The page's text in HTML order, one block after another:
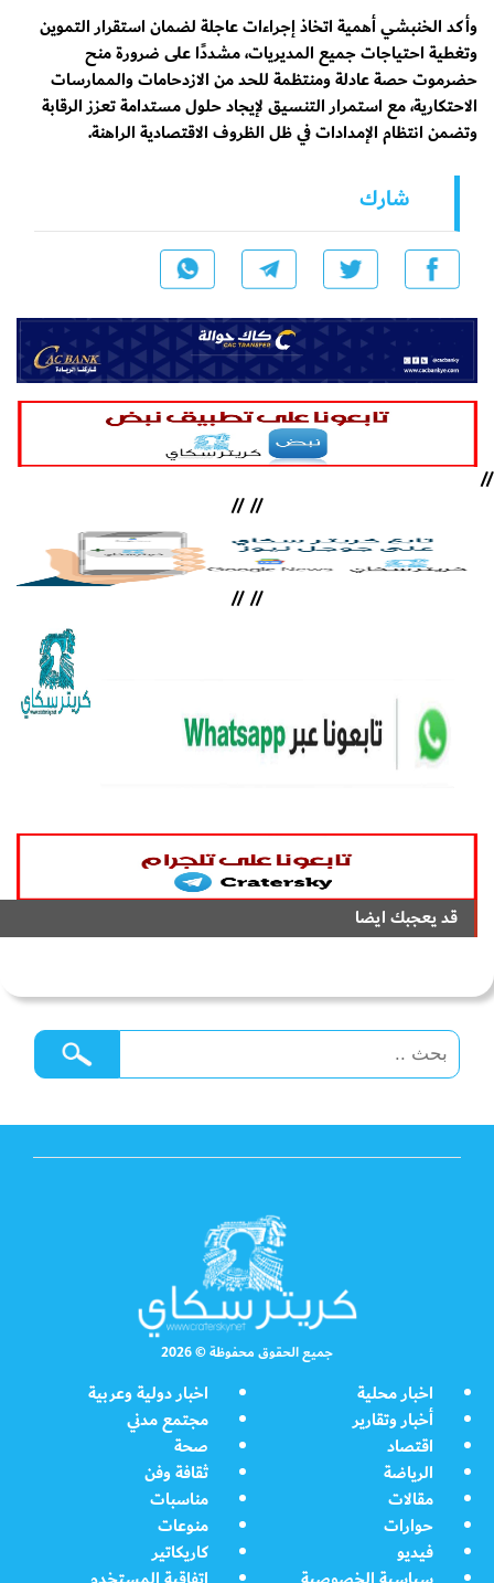
وأكد الخنبشي أهمية اتخاذ إجراءات عاجلة لضمان استقرار التموين
وتغطية احتياجات جميع المديريات، مشددًا على ضرورة منح
حضرموت حصة عادلة ومنتظمة للحد من الازدحامات والممارسات
الاحتكارية، مع استمرار التنسيق لإيجاد حلول مستدامة تعزز الرقابة
وتضمن انتظام الإمدادات في ظل الظروف الاقتصادية الراهنة.
شارك
//
//
//
//
//
قد يعجبك ايضا
جميع الحقوق محفوظة © 2026
اخبار محلية
اخبار دولية وعربية
أخبار وتقارير
مجتمع مدني
اقتصاد
صحة
الرياضة
ثقافة وفن
مقالات
مناسبات
حوارات
منوعات
فيديو
كاريكاتير